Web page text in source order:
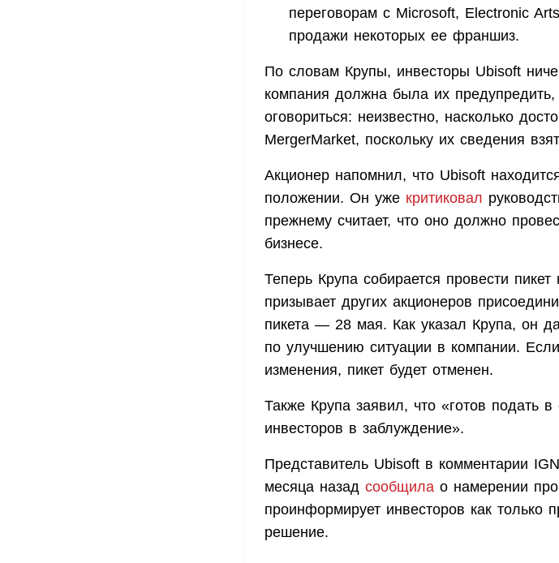
переговорам с Microsoft, Electronic
продажи некоторых ее франшиз.
По словам Крупы, инвесторы Ubisoft
компания должна была их
оговориться: неизвестно, насколько
MergerMarket, поскольку их сведения
Акционер напомнил, что Ubisoft
положении. Он уже критиковал
прежнему считает, что оно должно
бизнесе.
Теперь Крупа собирается провести
призывает других акционеров
пикета — 28 мая. Как указал Крупа, он
по улучшению ситуации в компании.
изменения, пикет будет отменен.
Также Крупа заявил, что «готов подать
инвесторов в заблуждение».
Представитель Ubisoft в комментарии
месяца назад сообщила о намерении
проинформирует инвесторов как только
решение.